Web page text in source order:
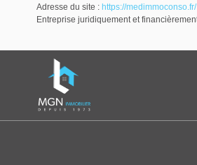
Adresse du site : https://medimmoconso.fr/
Entreprise juridiquement et